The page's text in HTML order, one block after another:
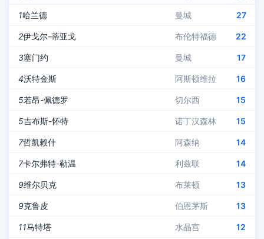
1哈兰德 曼城 27
2伊戈尔-蒂亚戈 布伦特福德 22
3塞门约 曼城 17
4沃特金斯 阿斯顿维拉 16
5若昂-佩德罗 切尔西 15
5吉布斯-怀特 诺丁汉森林 15
7哲凯赖什 阿森纳 14
7卡尔弗特-勒温 利兹联 14
9维尔贝克 布莱顿 13
9克鲁皮 伯恩茅斯 13
11马特塔 水晶宫 12